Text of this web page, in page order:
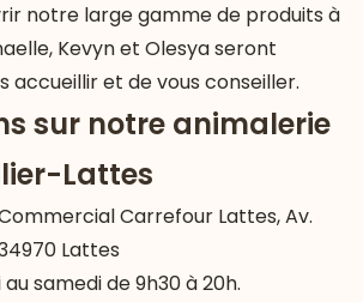
notre large gamme de produits à
Kevyn et Olesya seront
accueillir et de vous conseiller.
sur notre animalerie
Lattes
Carrefour Lattes, Av.
Lattes
samedi de 9h30 à 20h.